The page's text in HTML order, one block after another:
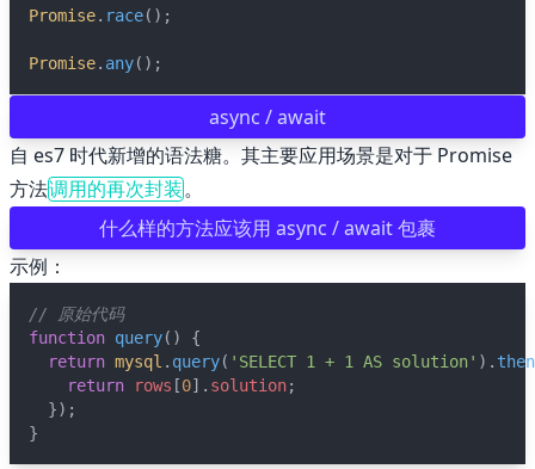
Promise. race();
Promise. any();
async / await
自 es7 时代新增的语法糖。其主要应用场景是对于 Promise
方法调用的再次封装。
什么样的方法应该用 async / await 包裹
示例：
// 原始代码
function query() {
return mysql . query( 'SELECT 1 + 1 AS solution' ). then
return
rows [0]. solution;
  });
}